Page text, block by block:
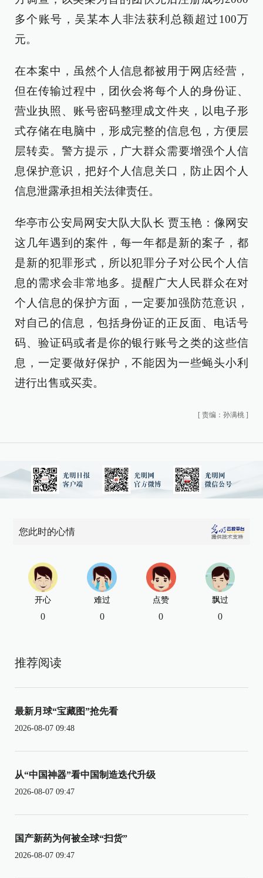
多个账号，吴某本人非法获利总额超过100万
元。
在本案中，虽然个人信息都被用于网店经营，
但在传输过程中，团伙会将每个人的身份证、
营业执照、账号密码整理成文件夹，以电子形
式存储在电脑中，形成完整的信息包，方便层
层转卖。警方提示，广大群众需要增强个人信
息保护意识，把好个人信息关口，防止因个人
信息泄露承担相关法律责任。
华亭市公安局网安大队大队长 贾玉艳：像网安
这几年遇到的案件，每一年都是新的案子，都
是新的犯罪形式，所以犯罪分子对公民个人信
息的需求会非常地多。提醒广大人民群众在对
个人信息的保护方面，一定要加强防范意识，
对自己的信息，包括身份证的正反面、电话号
码、验证码或者是你的银行账号之类的这些信
息，一定要做好保护，不能因为一些蝇头小利
进行出售或买卖。
[ 责编：孙满桃 ]
您此时的心情
开心
0
难过
0
点赞
0
飘过
0
推荐阅读
最新月球“宝藏图”抢先看
2026-08-07 09:48
从“中国神器”看中国制造迭代升级
2026-08-07 09:47
国产新药为何被全球“扫货”
2026-08-07 09:47